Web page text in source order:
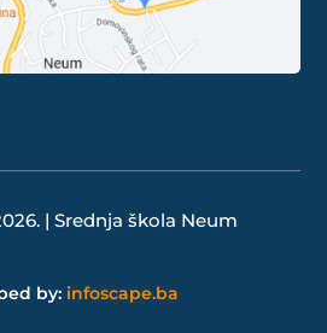
| Srednja škola Neum
by: infoscape.ba